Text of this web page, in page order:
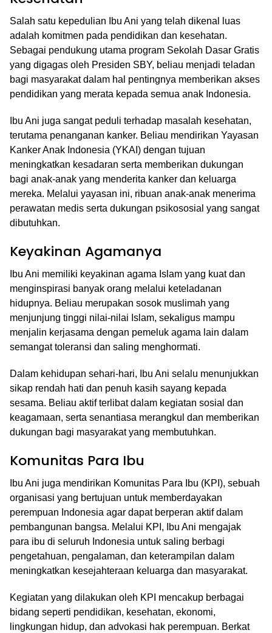
Salah satu kepedulian Ibu Ani yang telah dikenal luas
adalah komitmen pada pendidikan dan kesehatan.
Sebagai pendukung utama program Sekolah Dasar Gratis
yang digagas oleh Presiden SBY, beliau menjadi teladan
bagi masyarakat dalam hal pentingnya memberikan akses
pendidikan yang merata kepada semua anak Indonesia.
Ibu Ani juga sangat peduli terhadap masalah kesehatan,
terutama penanganan kanker. Beliau mendirikan Yayasan
Kanker Anak Indonesia (YKAI) dengan tujuan
meningkatkan kesadaran serta memberikan dukungan
bagi anak-anak yang menderita kanker dan keluarga
mereka. Melalui yayasan ini, ribuan anak-anak menerima
perawatan medis serta dukungan psikososial yang sangat
dibutuhkan.
Keyakinan Agamanya
Ibu Ani memiliki keyakinan agama Islam yang kuat dan
menginspirasi banyak orang melalui keteladanan
hidupnya. Beliau merupakan sosok muslimah yang
menjunjung tinggi nilai-nilai Islam, sekaligus mampu
menjalin kerjasama dengan pemeluk agama lain dalam
semangat toleransi dan saling menghormati.
Dalam kehidupan sehari-hari, Ibu Ani selalu menunjukkan
sikap rendah hati dan penuh kasih sayang kepada
sesama. Beliau aktif terlibat dalam kegiatan sosial dan
keagamaan, serta senantiasa merangkul dan memberikan
dukungan bagi masyarakat yang membutuhkan.
Komunitas Para Ibu
Ibu Ani juga mendirikan Komunitas Para Ibu (KPI), sebuah
organisasi yang bertujuan untuk memberdayakan
perempuan Indonesia agar dapat berperan aktif dalam
pembangunan bangsa. Melalui KPI, Ibu Ani mengajak
para ibu di seluruh Indonesia untuk saling berbagi
pengetahuan, pengalaman, dan keterampilan dalam
meningkatkan kesejahteraan keluarga dan masyarakat.
Kegiatan yang dilakukan oleh KPI mencakup berbagai
bidang seperti pendidikan, kesehatan, ekonomi,
lingkungan hidup, dan advokasi hak perempuan. Berkat